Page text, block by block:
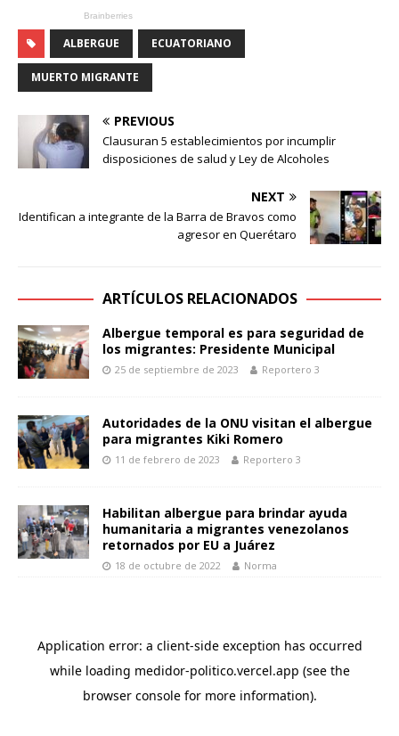
ALBERGUE ECUATORIANO
MUERTO MIGRANTE
PREVIOUS
Clausuran 5 establecimientos por incumplir
disposiciones de salud y Ley de Alcoholes
NEXT
Identifican a integrante de la Barra de Bravos como
agresor en Querétaro
ARTÍCULOS RELACIONADOS
Albergue temporal es para seguridad de
los migrantes: Presidente Municipal
25 de septiembre de 2023 Reportero 3
Autoridades de la ONU visitan el albergue
para migrantes Kiki Romero
11 de febrero de 2023 Reportero 3
Habilitan albergue para brindar ayuda
humanitaria a migrantes venezolanos
retornados por EU a Juárez
18 de octubre de 2022 Norma